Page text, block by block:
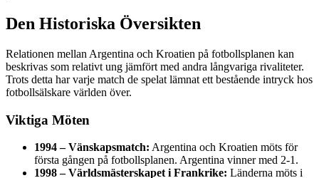
Den Historiska Översikten
Relationen mellan Argentina och Kroatien på fotbollsplanen kan
beskrivas som relativt ung jämfört med andra långvariga rivaliteter.
Trots detta har varje match de spelat lämnat ett bestående intryck hos
fotbollsälskare världen över.
Viktiga Möten
1994 – Vänskapsmatch: Argentina och Kroatien möts för
första gången på fotbollsplanen. Argentina vinner med 2-1.
1998 – Världsmästerskapet i Frankrike: Länderna möts i